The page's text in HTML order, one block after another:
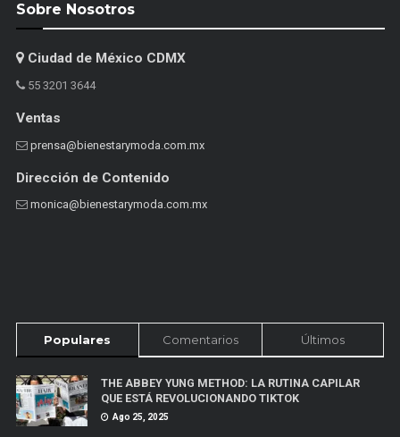
Sobre Nosotros
Ciudad de México CDMX
55 3201 3644
Ventas
prensa@bienestarymoda.com.mx
Dirección de Contenido
monica@bienestarymoda.com.mx
Populares Comentarios Últimos
THE ABBEY YUNG METHOD: LA RUTINA CAPILAR
QUE ESTÁ REVOLUCIONANDO TIKTOK
Ago 25, 2025